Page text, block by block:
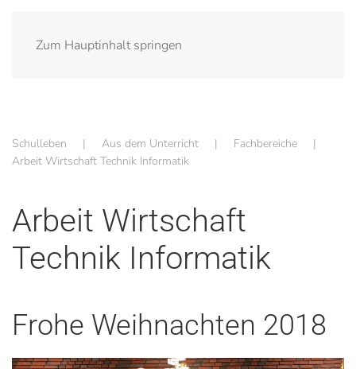
Zum Hauptinhalt springen
Schulleben Aus dem Unterricht
Fachbereiche
Arbeit Wirtschaft Technik Informatik
Arbeit Wirtschaft
Technik Informatik
Frohe Weihnachten 2018